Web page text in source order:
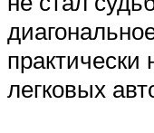
практически
легковых